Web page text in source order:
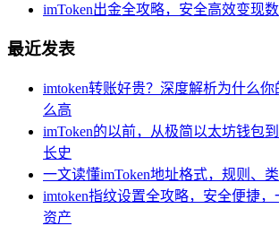
imToken出金全攻略，安全高效变现
最近发表
imtoken转账好贵？深度解析为什么
么高
imToken的以前，从极简以太坊钱包
长史
一文读懂imToken地址格式，规则、
imtoken指纹设置全攻略，安全便捷
资产